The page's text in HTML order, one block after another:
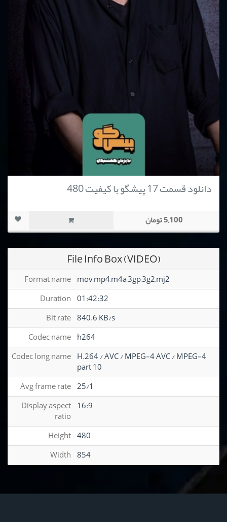
دانلود قسمت 17 پیشگو با کیفیت 480
5,100 تومان
File Info Box (VIDEO)
Format name mov,mp4,m4a,3gp,3g2,mj2
Duration 01:42:32
Bit rate 840.6 KB/s
Codec name h264
Codec long name H.264 / AVC / MPEG-4 AVC / MPEG-4
part 10
Avg frame rate 25/1
Display aspect
ratio
16:9
Height 480
Width 854